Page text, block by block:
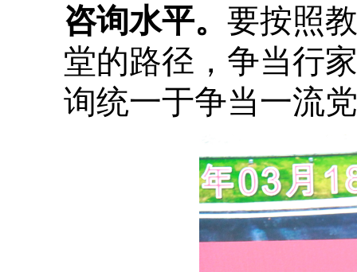
咨询水平。 要按照
堂的路径，争当行
询统一于争当一流